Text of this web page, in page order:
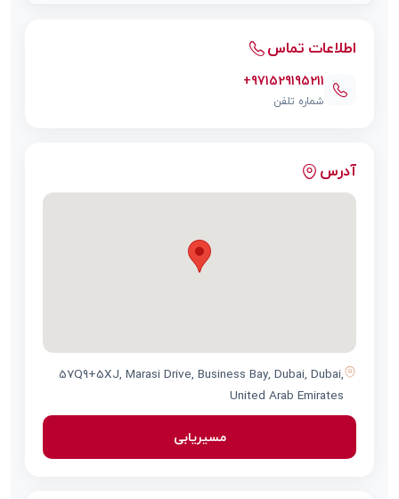
اطلاعات تماس
+971529195211
شماره تلفن
آدرس
57Q9+5XJ, Marasi Drive, Business Bay, Dubai, Dubai,
United Arab Emirates
مسیریابی